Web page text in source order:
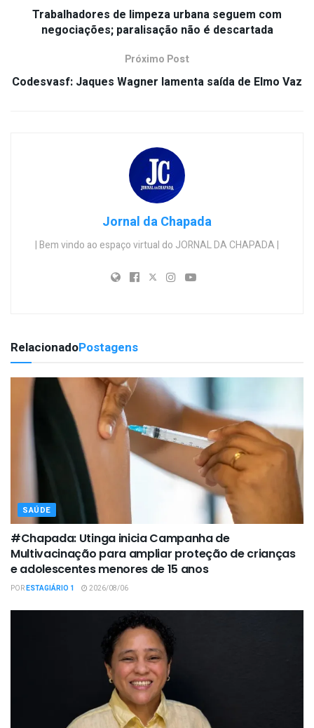
Trabalhadores de limpeza urbana seguem com
negociações; paralisação não é descartada
Próximo Post
Codesvasf: Jaques Wagner lamenta saída de Elmo Vaz
Jornal da Chapada
| Bem vindo ao espaço virtual do JORNAL DA CHAPADA |
RelacionadoPostagens
SAÚDE
#Chapada: Utinga inicia Campanha de
Multivacinação para ampliar proteção de crianças
e adolescentes menores de 15 anos
PORESTAGIÁRIO 1 2026/08/06